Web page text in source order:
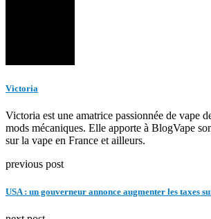
Victoria
Victoria est une amatrice passionnée de vape
mods mécaniques. Elle apporte à BlogVape
sur la vape en France et ailleurs.
previous post
USA : un gouverneur annonce augmenter les taxes